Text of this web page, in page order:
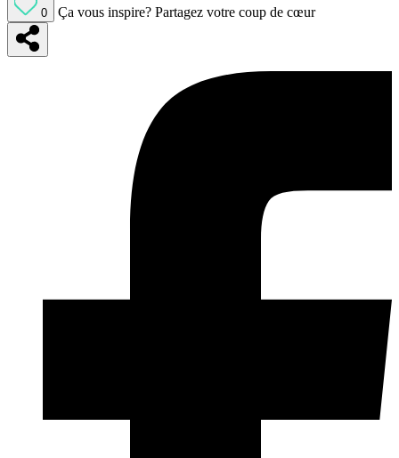
0 Ça vous inspire? Partagez votre coup de cœur